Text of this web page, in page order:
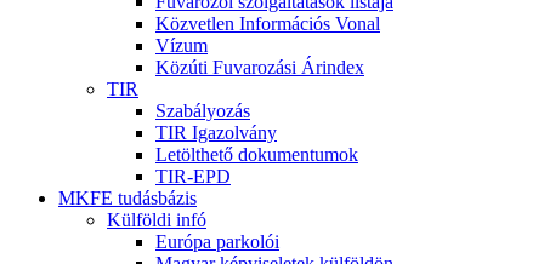
Közvetlen Információs Vonal
Vízum
Közúti Fuvarozási Árindex
TIR
Szabályozás
TIR Igazolvány
Letölthető dokumentumok
TIR-EPD
MKFE tudásbázis
Külföldi infó
Európa parkolói